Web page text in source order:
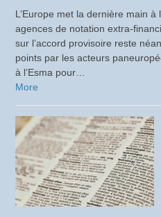
L’Europe met la dernière main
agences de notation extra-
sur l’accord provisoire reste
points par les acteurs
à l’Esma pour…
More